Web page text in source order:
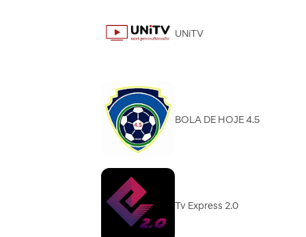
UNiTV
BOLA DE HOJE 4.5
Tv Express 2.0